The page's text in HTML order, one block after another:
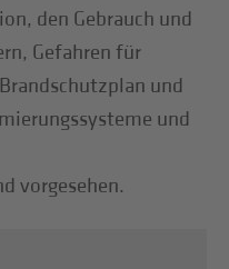
den Gebrauch und
Gefahren für
und
und
vorgesehen.